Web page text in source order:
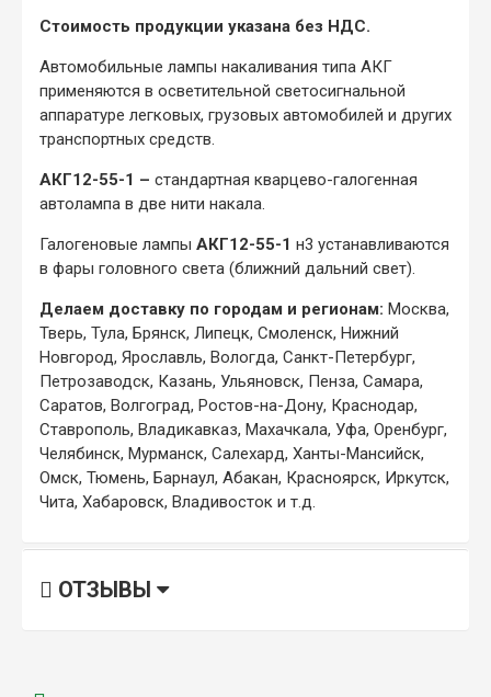
Стоимость продукции указана без НДС.
Автомобильные лампы накаливания типа АКГ
применяются в осветительной светосигнальной
аппаратуре легковых, грузовых автомобилей и других
транспортных средств.
АКГ12-55-1 – стандартная кварцево-галогенная
автолампа в две нити накала.
Галогеновые лампы АКГ12-55-1 н3 устанавливаются
в фары головного света (ближний дальний свет).
Делаем доставку по городам и регионам: Москва,
Тверь, Тула, Брянск, Липецк, Смоленск, Нижний
Новгород, Ярославль, Вологда, Санкт-Петербург,
Петрозаводск, Казань, Ульяновск, Пенза, Самара,
Саратов, Волгоград, Ростов-на-Дону, Краснодар,
Ставрополь, Владикавказ, Махачкала, Уфа, Оренбург,
Челябинск, Мурманск, Салехард, Ханты-Мансийск,
Омск, Тюмень, Барнаул, Абакан, Красноярск, Иркутск,
Чита, Хабаровск, Владивосток и т.д.
ОТЗЫВЫ